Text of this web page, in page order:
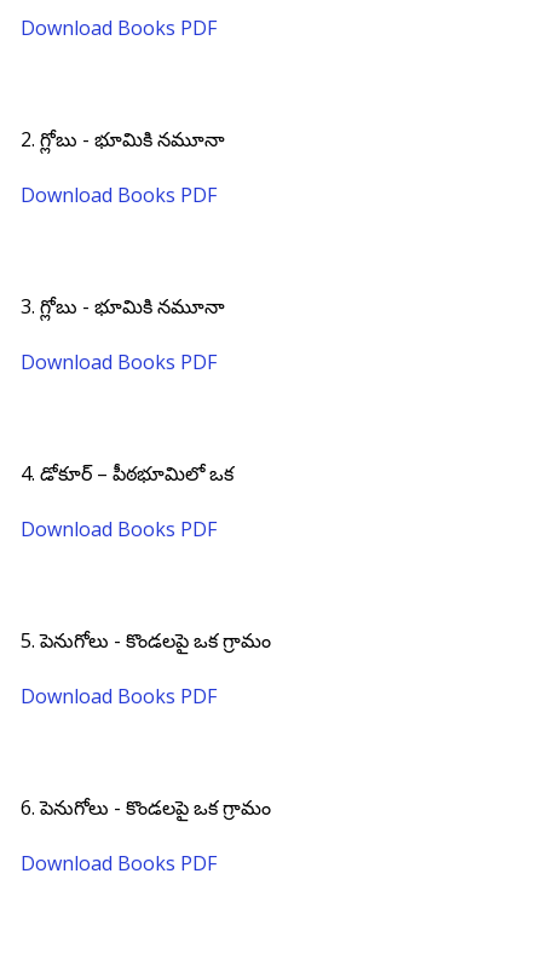
Download Books PDF
2. గ్లోబు - భూమికి నమూనా
Download Books PDF
3. గ్లోబు - భూమికి నమూనా
Download Books PDF
4. డోకూర్ – పీఠభూమిలో ఒక
Download Books PDF
5. పెనుగోలు - కొండలపై ఒక గ్రామం
Download Books PDF
6. పెనుగోలు - కొండలపై ఒక గ్రామం
Download Books PDF